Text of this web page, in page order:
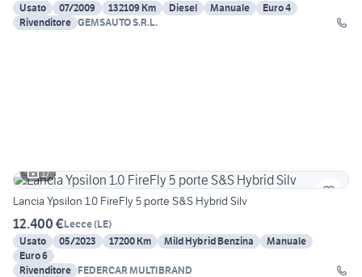
Usato
07/2009 132109 Km Diesel Manuale
Euro 4
Rivenditore GEMSAUTO S.R.L.
17
Lancia Ypsilon 1.0 FireFly 5 porte S&S Hybrid Silv
12.400 €Lecce(LE)
Usato
05/2023 17200 Km Mild Hybrid Benzina
Manuale
Euro 6
Rivenditore FEDERCAR MULTIBRAND